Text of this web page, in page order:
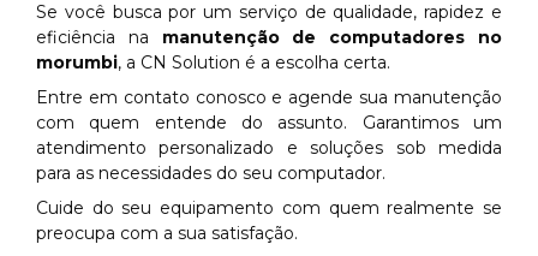
Se você busca por um serviço de qualidade, rapidez e
eficiência na manutenção de computadores no
morumbi, a CN Solution é a escolha certa.
Entre em contato conosco e agende sua manutenção
com quem entende do assunto. Garantimos um
atendimento personalizado e soluções sob medida
para as necessidades do seu computador.
Cuide do seu equipamento com quem realmente se
preocupa com a sua satisfação.